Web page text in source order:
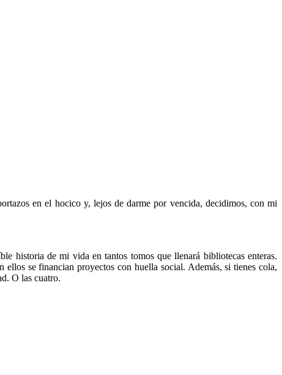
en el hocico y, lejos de darme por vencida, decidimos, con mi
historia de mi vida en tantos tomos que llenará bibliotecas enteras.
se financian proyectos con huella social. Además, si tienes cola,
O las cuatro.